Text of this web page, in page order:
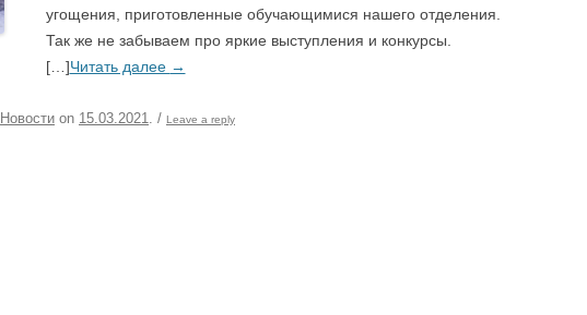
угощения, приготовленные обучающимися нашего отделения.
Так же не забываем про яркие выступления и конкурсы.
[…]Читать далее →
Новости on 15.03.2021 / Leave a reply